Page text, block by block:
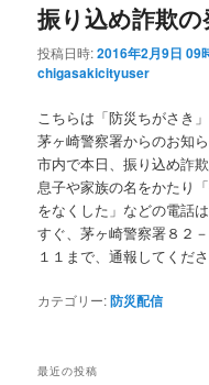
振り込め詐欺の
投稿日時:2016年2月9日 09
chigasakicityuser
こちらは「防災ちがさき」
茅ヶ崎警察署からのお知ら
市内で本日、振り込め詐
息子や家族の名をかたり
をなくした」などの電話
すぐ、茅ヶ崎警察署８２
１１まで、通報してくださ
カテゴリー:防災配信
最近の投稿